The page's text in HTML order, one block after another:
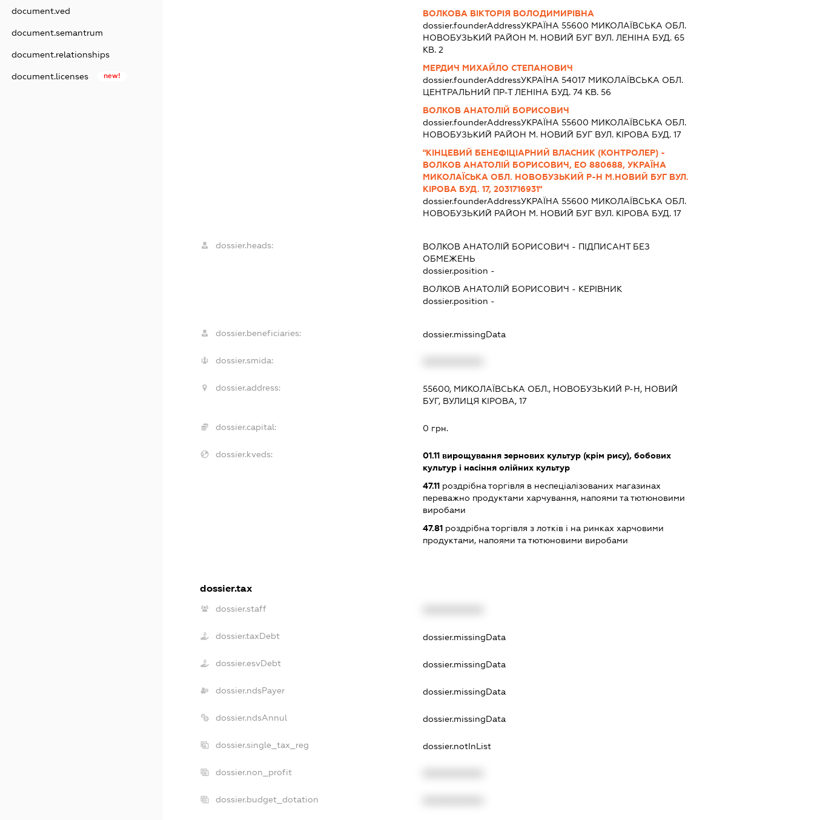
document.ved
document.semantrum
document.relationships
document.licenses new!
ВОЛКОВА ВІКТОРІЯ ВОЛОДИМИРІВНА
dossier.founderAddressУКРАЇНА 55600 МИКОЛАЇВСЬКА ОБЛ.
НОВОБУЗЬКИЙ РАЙОН М. НОВИЙ БУГ ВУЛ. ЛЕНІНА БУД. 65
КВ. 2
МЕРДИЧ МИХАЙЛО СТЕПАНОВИЧ
dossier.founderAddressУКРАЇНА 54017 МИКОЛАЇВСЬКА ОБЛ.
ЦЕНТРАЛЬНИЙ ПР-Т ЛЕНІНА БУД. 74 КВ. 56
ВОЛКОВ АНАТОЛІЙ БОРИСОВИЧ
dossier.founderAddressУКРАЇНА 55600 МИКОЛАЇВСЬКА ОБЛ.
НОВОБУЗЬКИЙ РАЙОН М. НОВИЙ БУГ ВУЛ. КІРОВА БУД. 17
"КІНЦЕВИЙ БЕНЕФІЦІАРНИЙ ВЛАСНИК (КОНТРОЛЕР) -
ВОЛКОВ АНАТОЛІЙ БОРИСОВИЧ, ЕО 880688, УКРАЇНА
МИКОЛАЇСЬКА ОБЛ. НОВОБУЗЬКИЙ Р-Н М.НОВИЙ БУГ ВУЛ.
КІРОВА БУД. 17, 2031716931"
dossier.founderAddressУКРАЇНА 55600 МИКОЛАЇВСЬКА ОБЛ.
НОВОБУЗЬКИЙ РАЙОН М. НОВИЙ БУГ ВУЛ. КІРОВА БУД. 17
dossier.heads: ВОЛКОВ АНАТОЛІЙ БОРИСОВИЧ - ПІДПИСАНТБЕЗ
ОБМЕЖЕНЬ
dossier.position -
ВОЛКОВ АНАТОЛІЙ БОРИСОВИЧ - КЕРІВНИК
dossier.position -
dossier.beneficiaries: dossier.missingData
dossier.smida:
dossier.address:
55600, МИКОЛАЇВСЬКА ОБЛ., НОВОБУЗЬКИЙ Р-Н, НОВИЙ
БУГ, ВУЛИЦЯ КІРОВА, 17
dossier.capital: 0 грн.
dossier.kveds: 01.11 вирощування зернових культур (крім рису), бобових
культур і насіння олійних культур
47.11 роздрібна торгівля в неспеціалізованих магазинах
переважно продуктами харчування, напоями та тютюновими
виробами
47.81 роздрібна торгівля з лотків і на ринках харчовими
продуктами, напоями та тютюновими виробами
dossier.tax
dossier.staff
dossier.taxDebt dossier.missingData
dossier.esvDebt dossier.missingData
dossier.ndsPayer dossier.missingData
dossier.ndsAnnul dossier.missingData
dossier.single_tax_reg dossier.notInList
dossier.non_profit
dossier.budget_dotation